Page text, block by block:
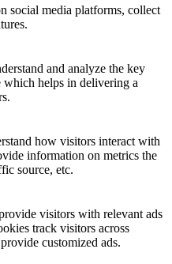
social media platforms, collect
and analyze the key
which helps in delivering a
how visitors interact with
information on metrics the
source, etc.
visitors with relevant ads
track visitors across
customized ads.